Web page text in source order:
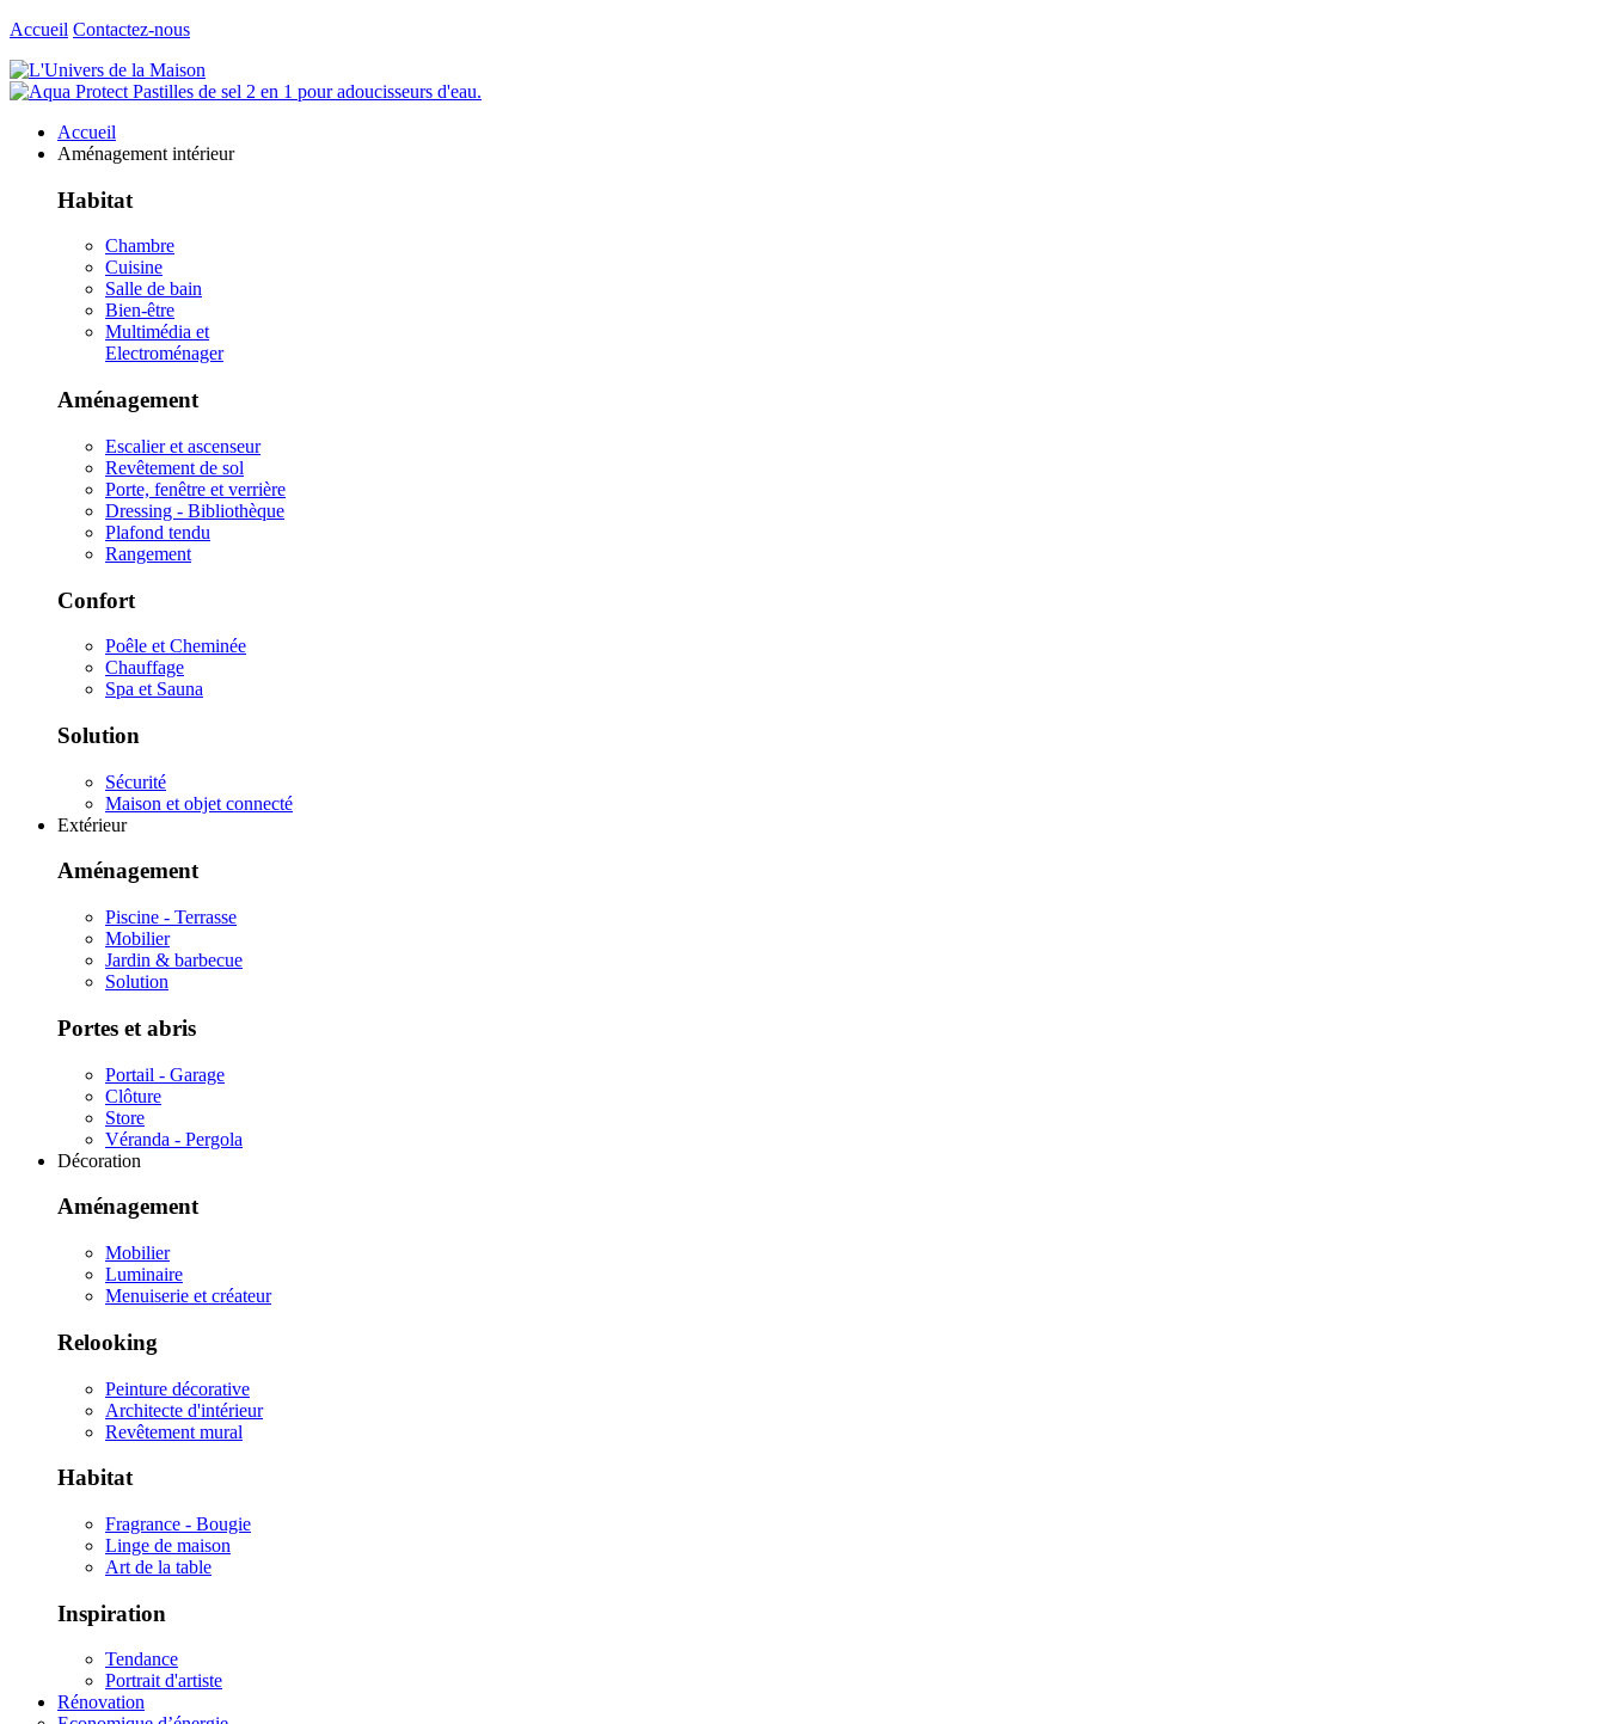
Accueil Contactez-nous
Accueil
Aménagement intérieur
Habitat
Chambre
Cuisine
Salle de bain
Bien-être
Multimédia et
Electroménager
Aménagement
Escalier et ascenseur
Revêtement de sol
Porte, fenêtre et verrière
Dressing - Bibliothèque
Plafond tendu
Rangement
Confort
Poêle et Cheminée
Chauffage
Spa et Sauna
Solution
Sécurité
Maison et objet connecté
Extérieur
Aménagement
Piscine - Terrasse
Mobilier
Jardin & barbecue
Solution
Portes et abris
Portail - Garage
Clôture
Store
Véranda - Pergola
Décoration
Aménagement
Mobilier
Luminaire
Menuiserie et créateur
Relooking
Peinture décorative
Architecte d'intérieur
Revêtement mural
Habitat
Fragrance - Bougie
Linge de maison
Art de la table
Inspiration
Tendance
Portrait d'artiste
Rénovation